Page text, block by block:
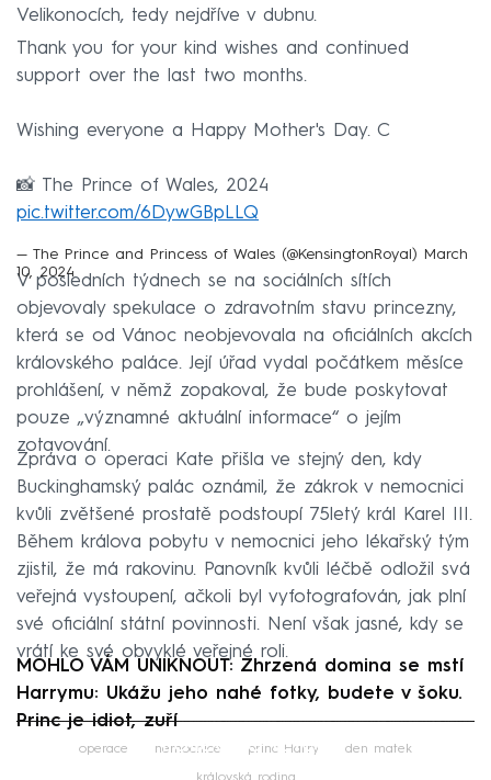
Velikonocích, tedy nejdříve v dubnu.
Thank you for your kind wishes and continued
support over the last two months.
Wishing everyone a Happy Mother's Day. C
📸 The Prince of Wales, 2024
pic.twitter.com/6DywGBpLLQ
— The Prince and Princess of Wales (@KensingtonRoyal)
March
10, 2024
V posledních týdnech se na sociálních sítích
objevovaly spekulace o zdravotním stavu princezny,
která se od Vánoc neobjevovala na oficiálních akcích
královského paláce. Její úřad vydal počátkem měsíce
prohlášení, v němž zopakoval, že bude poskytovat
pouze „významné aktuální informace“ o jejím
zotavování.
Zpráva o operaci Kate přišla ve stejný den, kdy
Buckinghamský palác oznámil, že zákrok v nemocnici
kvůli zvětšené prostatě podstoupí 75letý král Karel III.
Během králova pobytu v nemocnici jeho lékařský tým
zjistil, že má rakovinu. Panovník kvůli léčbě odložil svá
veřejná vystoupení, ačkoli byl vyfotografován, jak plní
své oficiální státní povinnosti. Není však jasné, kdy se
vrátí ke své obvyklé veřejné roli.
MOHLO VÁM UNIKNOUT: Zhrzená domina se mstí
Harrymu: Ukážu jeho nahé fotky, budete v šoku.
Princ je idiot, zuří
Failed to fetch
operace nemocnice princ Harry den matek